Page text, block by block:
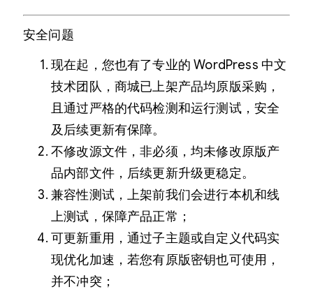
安全问题
现在起，您也有了专业的 WordPress 中文
技术团队，商城已上架产品均原版采购，
且通过严格的代码检测和运行测试，安全
及后续更新有保障。
不修改源文件，非必须，均未修改原版产
品内部文件，后续更新升级更稳定。
兼容性测试，上架前我们会进行本机和线
上测试，保障产品正常；
可更新重用，通过子主题或自定义代码实
现优化加速，若您有原版密钥也可使用，
并不冲突；